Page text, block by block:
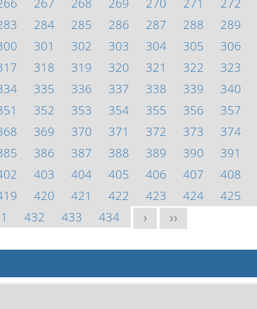
284 285 286 287 288 289
301 302 303 304 305 306
318 319 320 321 322 323
335 336 337 338 339 340
352 353 354 355 356 357
369 370 371 372 373 374
386 387 388 389 390 391
403 404 405 406 407 408
420 421 422 423 424 425
432 433 434 > >>